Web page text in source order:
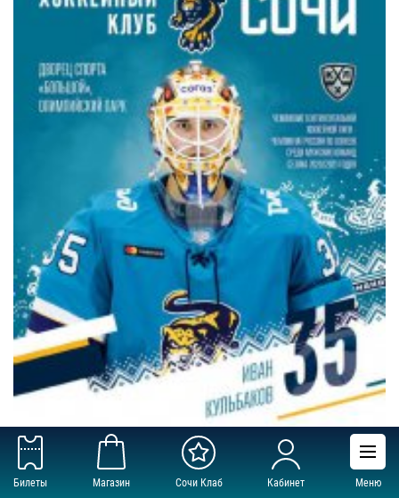
Билеты Магазин Сочи Клаб Кабинет Меню